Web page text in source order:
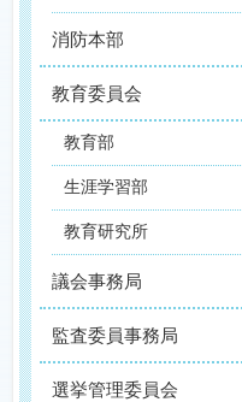
消防本部
教育委員会
教育部
生涯学習部
教育研究所
議会事務局
監査委員事務局
選挙管理委員会